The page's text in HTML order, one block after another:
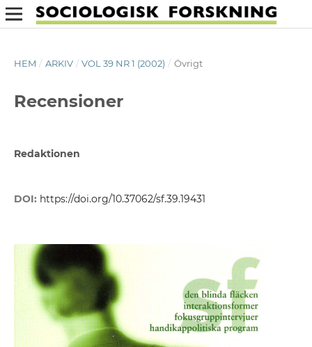
HEM / ARKIV / VOL 39 NR 1 (2002) / Övrigt
Recensioner
Redaktionen
DOI: https://doi.org/10.37062/sf.39.19431